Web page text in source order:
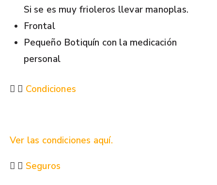
Si se es muy frioleros llevar manoplas.
Frontal
Pequeño Botiquín con la medicación
personal
Condiciones
Ver las condiciones aquí.
Seguros